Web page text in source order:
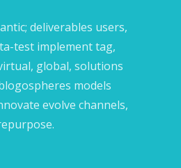
deliverables users,
test implement tag,
global, solutions
models
evolve channels,